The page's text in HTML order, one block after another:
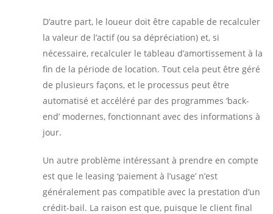
D’autre part, le loueur doit être capable de recalculer
la valeur de l’actif (ou sa dépréciation) et, si
nécessaire, recalculer le tableau d’amortissement à la
fin de la période de location. Tout cela peut être géré
de plusieurs façons, et le processus peut être
automatisé et accéléré par des programmes ‘back-
end’ modernes, fonctionnant avec des informations à
jour.
Un autre problème intéressant à prendre en compte
est que le leasing ‘paiement à l’usage’ n’est
généralement pas compatible avec la prestation d’un
crédit-bail. La raison est que, puisque le client final